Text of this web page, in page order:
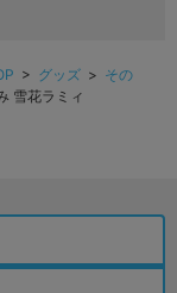
> グッズ > その
雪花ラミィ